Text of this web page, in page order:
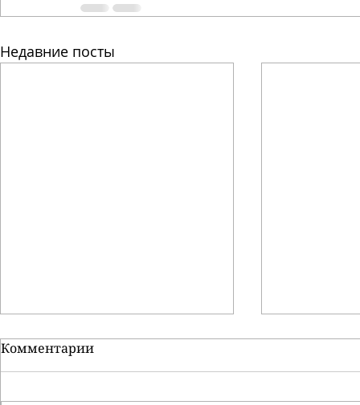
Недавние посты
Комментарии